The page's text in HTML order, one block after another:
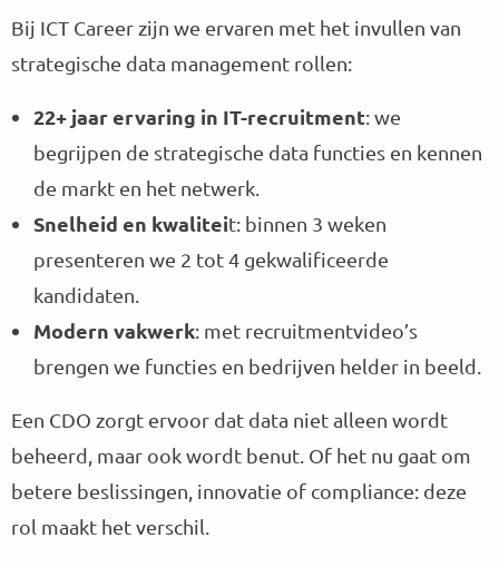
Bij ICT Career zijn we ervaren met het invullen van
strategische data management rollen:
22+ jaar ervaring in IT-recruitment: we
begrijpen de strategische data functies en kennen
de markt en het netwerk.
Snelheid en kwaliteit: binnen 3 weken
presenteren we 2 tot 4 gekwalificeerde
kandidaten.
Modern vakwerk: met recruitmentvideo’s
brengen we functies en bedrijven helder in beeld.
Een CDO zorgt ervoor dat data niet alleen wordt
beheerd, maar ook wordt benut. Of het nu gaat om
betere beslissingen, innovatie of compliance: deze
rol maakt het verschil.